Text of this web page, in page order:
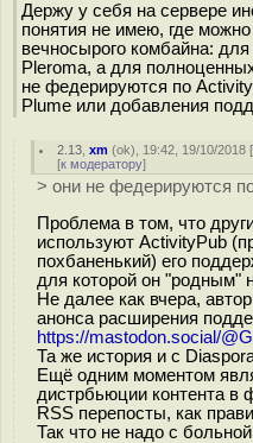
Держу у себя на сервере
понятия не имею, где
вечносырого комбайна:
Pleroma, а для
не федерируются по
Plume или добавления
2.13 ,xm (ok), 19:42, 19/10/2018 [
[к модератору]
> они не федерируются
Проблема в том, что
используют ActivityPub
похбаненький) его
для которой он "родным"
Не далее как вчера,
анонса расширения
https://mastodon.social/
Та же история и с
Ещё одним моментом
дистрбьюции контента в
RSS перепосты, как
Так что не надо с